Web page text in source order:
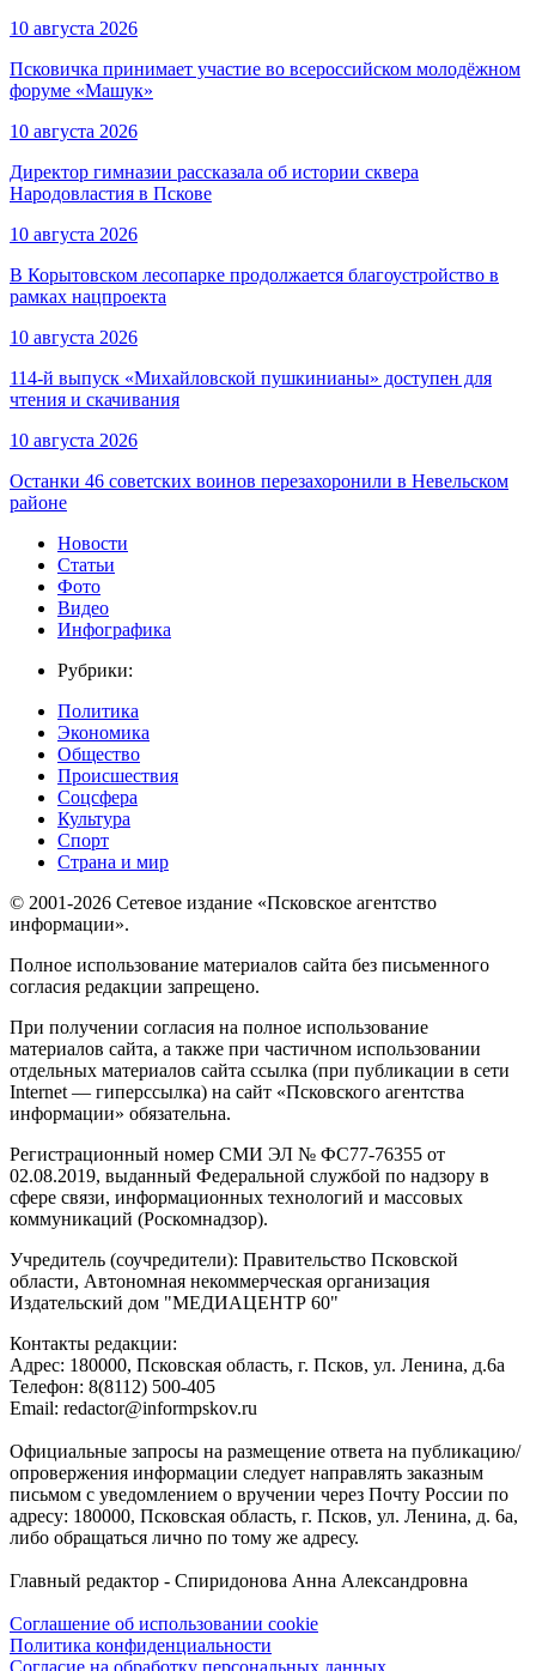
10 августа 2026
Псковичка принимает участие во всероссийском молодёжном
форуме «Машук»
10 августа 2026
Директор гимназии рассказала об истории сквера
Народовластия в Пскове
10 августа 2026
В Корытовском лесопарке продолжается благоустройство в
рамках нацпроекта
10 августа 2026
114-й выпуск «Михайловской пушкинианы» доступен для
чтения и скачивания
10 августа 2026
Останки 46 советских воинов перезахоронили в Невельском
районе
Новости
Статьи
Фото
Видео
Инфографика
Рубрики:
Политика
Экономика
Общество
Происшествия
Соцсфера
Культура
Спорт
Страна и мир
© 2001-2026 Сетевое издание «Псковское агентство
информации».
Полное использование материалов сайта без письменного
согласия редакции запрещено.
При получении согласия на полное использование
материалов сайта, а также при частичном использовании
отдельных материалов сайта ссылка (при публикации в сети
Internet — гиперссылка) на сайт «Псковского агентства
информации» обязательна.
Регистрационный номер СМИ ЭЛ № ФС77-76355 от
02.08.2019, выданный Федеральной службой по надзору в
сфере связи, информационных технологий и массовых
коммуникаций (Роскомнадзор).
Учредитель (соучредители): Правительство Псковской
области, Автономная некоммерческая организация
Издательский дом "МЕДИАЦЕНТР 60"
Контакты редакции:
Адреc: 180000, Псковская область, г. Псков, ул. Ленина, д.6а
Телефон: 8(8112) 500-405
Email: redactor@informpskov.ru
Официальные запросы на размещение ответа на публикацию/
опровержения информации следует направлять заказным
письмом с уведомлением о вручении через Почту России по
адресу: 180000, Псковская область, г. Псков, ул. Ленина, д. 6а,
либо обращаться лично по тому же адресу.
Главный редактор - Спиридонова Анна Александровна
Соглашение об использовании cookie
Политика конфиденциальности